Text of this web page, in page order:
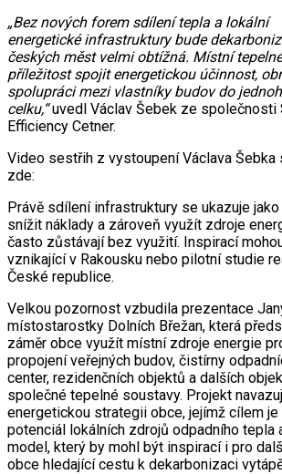
„Bez nových forem sdílení tepla a lokální
energetické infrastruktury bude
českých měst velmi obtížná. Místní
příležitost spojit energetickou účinnost,
spolupráci mezi vlastníky budov do
celku,“uvedl Václav Šebek ze společnosti
Efficiency Cetner.
Video sestřih z vystoupení Václava
zde:
Právě sdílení infrastruktury se ukazuje
snížit náklady a zároveň využít zdroje
často zůstávají bez využití. Inspirací
vznikající v Rakousku nebo pilotní studie
České republice.
Velkou pozornost vzbudila prezentace
místostarostky Dolních Břežan, která
záměr obce využít místní zdroje energie
propojení veřejných budov, čistírny
center, rezidenčních objektů a dalších
společné tepelné soustavy. Projekt
energetickou strategii obce, jejímž cílem
potenciál lokálních zdrojů odpadního tepla
model, který by mohl být inspirací i pro
obce hledající cestu k dekarbonizaci